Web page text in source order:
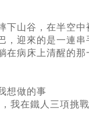
下山谷，在半空中
，迎來的是一連串
在病床上清醒的那
想做的事
我在鐵人三項挑戰